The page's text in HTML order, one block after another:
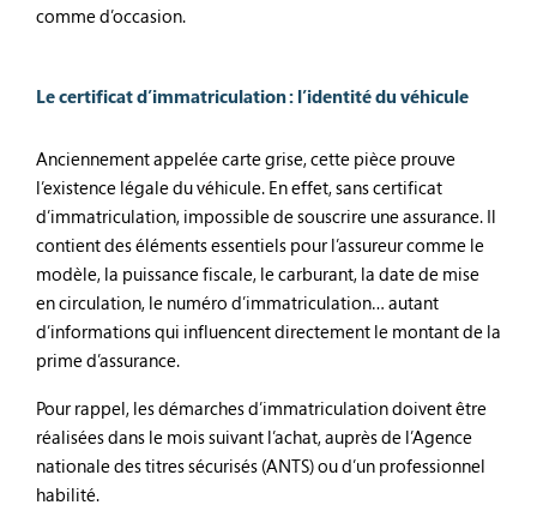
comme d’occasion.
Le certificat d’immatriculation : l’identité du véhicule
Anciennement appelée carte grise, cette pièce prouve
l’existence légale du véhicule. En effet, sans certificat
d’immatriculation, impossible de souscrire une assurance. Il
contient des éléments essentiels pour l’assureur comme le
modèle, la puissance fiscale, le carburant, la date de mise
en circulation, le numéro d’immatriculation… autant
d’informations qui influencent directement le montant de la
prime d’assurance.
Pour rappel, les démarches d’immatriculation doivent être
réalisées dans le mois suivant l’achat, auprès de l’Agence
nationale des titres sécurisés (ANTS) ou d’un professionnel
habilité.